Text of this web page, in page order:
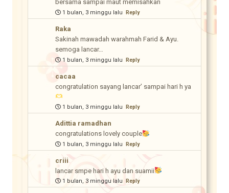
bersama sampai maut memisahkan
1 bulan, 3 minggu lalu Reply
Raka
Sakinah mawadah warahmah Farid & Ayu.
semoga lancar…
1 bulan, 3 minggu lalu Reply
cacaa
congratulation sayang lancar’ sampai hari h ya
1 bulan, 3 minggu lalu Reply
Adittia ramadhan
congratulations lovely couple
1 bulan, 3 minggu lalu Reply
criii
lancar smpe hari h ayu dan suamii
1 bulan, 3 minggu lalu Reply